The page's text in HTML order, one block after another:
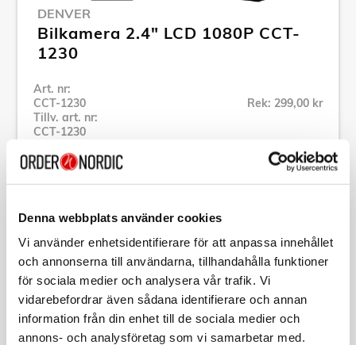
Denna webbplats använder cookies
Vi använder enhetsidentifierare för att anpassa innehållet
och annonserna till användarna, tillhandahålla funktioner
för sociala medier och analysera vår trafik. Vi
vidarebefordrar även sådana identifierare och annan
information från din enhet till de sociala medier och
annons- och analysföretag som vi samarbetar med.
DENVER
Bilkamera 2.4" LCD 1080P CCT-
1230
Art. nr:
CCT-1230
Tillv. art. nr:
CCT-1230
Rek: 299,00 kr
Se alla produkter inom Denver
Specifikation
Beskrivning
Tillv. art. nr:CCT-1230
EAN-kod: